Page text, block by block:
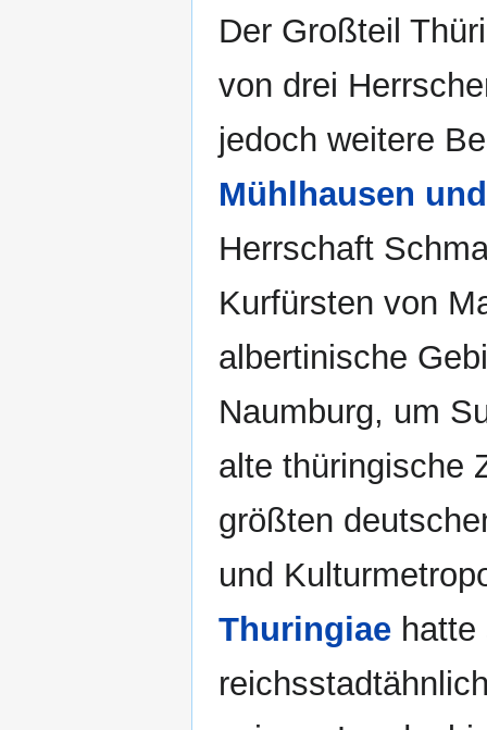
Der Großteil
von drei
jedoch weitere
Mühlhausen
Herrschaft
Kurfürsten von
albertinische
Naumburg, um
alte thüringische
größten
und
Thuringiae